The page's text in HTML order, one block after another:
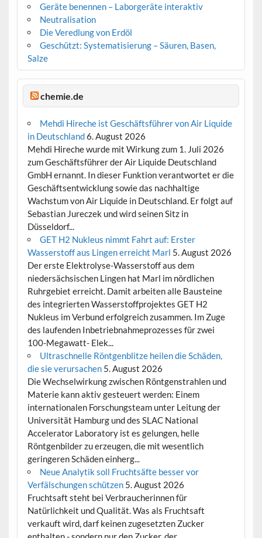
Geräte benennen – Laborgeräte interaktiv
Neutralisation
Die Veredlung von Erdöl
Geschützt: Systematisierung – Säuren, Basen,
Salze
chemie.de
Mehdi Hireche ist Geschäftsführer von Air Liquide
in Deutschland6. August 2026
Mehdi Hireche wurde mit Wirkung zum 1. Juli 2026
zum Geschäftsführer der Air Liquide Deutschland
GmbH ernannt. In dieser Funktion verantwortet er die
Geschäftsentwicklung sowie das nachhaltige
Wachstum von Air Liquide in Deutschland. Er folgt auf
Sebastian Jureczek und wird seinen Sitz in
Düsseldorf...
GET H2 Nukleus nimmt Fahrt auf: Erster
Wasserstoff aus Lingen erreicht Marl 5. August 2026
Der erste Elektrolyse-Wasserstoff aus dem
niedersächsischen Lingen hat Marl im nördlichen
Ruhrgebiet erreicht. Damit arbeiten alle Bausteine
des integrierten Wasserstoffprojektes GET H2
Nukleus im Verbund erfolgreich zusammen. Im Zuge
des laufenden Inbetriebnahmeprozesses für zwei
100-Megawatt- Elek...
Ultraschnelle Röntgenblitze heilen die Schäden,
die sie verursachen 5. August 2026
Die Wechselwirkung zwischen Röntgenstrahlen und
Materie kann aktiv gesteuert werden: Einem
internationalen Forschungsteam unter Leitung der
Universität Hamburg und des SLAC National
Accelerator Laboratory ist es gelungen, helle
Röntgenbilder zu erzeugen, die mit wesentlich
geringeren Schäden einherg...
Neue Analytik soll Fruchtsäfte besser vor
Verfälschungen schützen 5. August 2026
Fruchtsaft steht bei Verbraucherinnen für
Natürlichkeit und Qualität. Was als Fruchtsaft
verkauft wird, darf keinen zugesetzten Zucker